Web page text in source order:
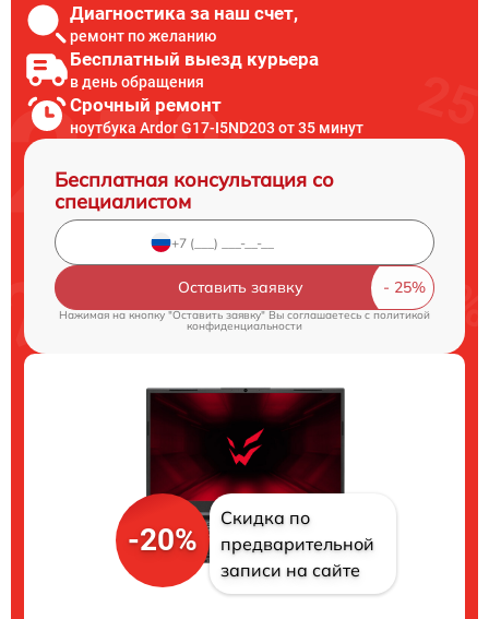
Диагностика за наш счет,
ремонт по желанию
Бесплатный выезд курьера
в день обращения
Срочный ремонт
ноутбука Ardor G17-I5ND203 от 35 минут
Бесплатная консультация со
специалистом
Оставить заявку
Нажимая на кнопку "Оставить заявку" Вы соглашаетесь cполитикой
конфиденциальности
-20%
Скидка по
предварительной
записи на сайте